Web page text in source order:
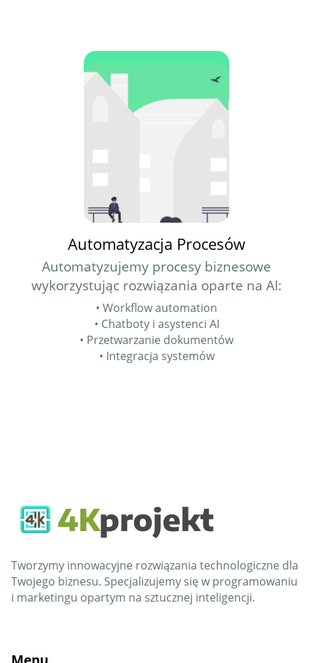
Automatyzacja Procesów
Automatyzujemy procesy biznesowe
wykorzystując rozwiązania oparte na AI:
• Workflow automation
• Chatboty i asystenci AI
• Przetwarzanie dokumentów
• Integracja systemów
Tworzymy innowacyjne rozwiązania technologiczne dla
Twojego biznesu. Specjalizujemy się w programowaniu
i marketingu opartym na sztucznej inteligencji.